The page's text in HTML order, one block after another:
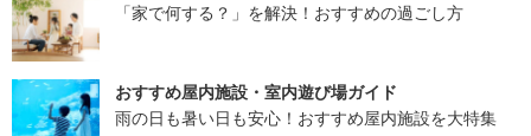
「家で何する？」を解決！おすすめの過ごし方
おすすめ屋内施設・室内遊び場ガイド
雨の日も暑い日も安心！おすすめ屋内施設を大特集